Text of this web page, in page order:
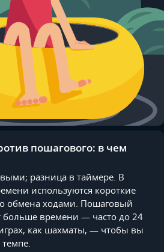
пошагового: в чем
разница в таймере. В
используются короткие
обмена ходами. Пошаговый
больше времени — часто до 24
как шахматы, — чтобы вы